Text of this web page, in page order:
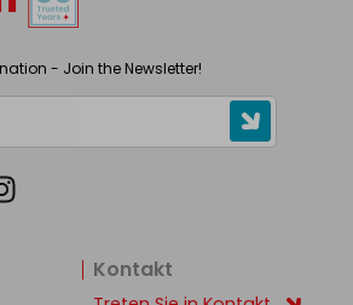
- Join the Newsletter!
I
Kontakt